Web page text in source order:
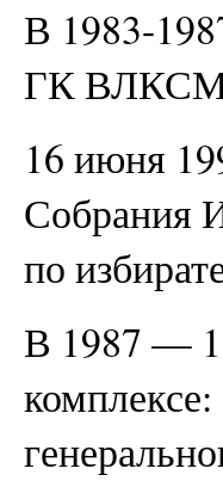
В 1983-
ГК
16 июня
Собрания
по
В 1987 —